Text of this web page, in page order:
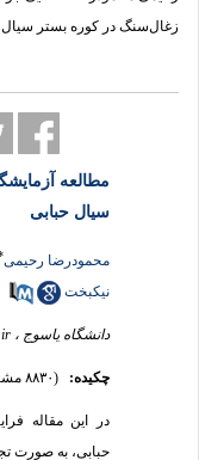
زغال‌سنگ در کوره بستر سیال حبابی
مطالعه
سیال حبابی
محمودرضا رحیمی
نیکبخت
دانشگاه یاسوج ،
چکیده: (۸۸۳۰ مشاهده)
در این مقاله
حبابی، به صورت